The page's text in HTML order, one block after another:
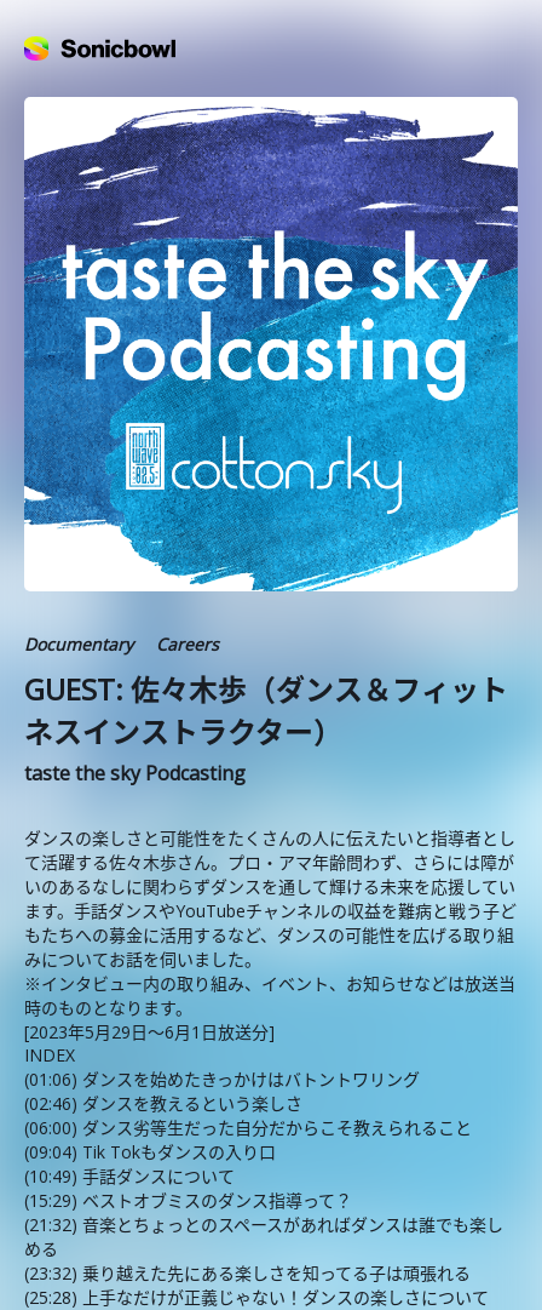
Documentary Careers
GUEST: 佐々木歩（ダンス＆フィット
ネスインストラクター）
taste the sky Podcasting
ダンスの楽しさと可能性をたくさんの人に伝えたいと指導者とし
て活躍する佐々木歩さん。プロ・アマ年齢問わず、さらには障が
いのあるなしに関わらずダンスを通して輝ける未来を応援してい
ます。手話ダンスやYouTubeチャンネルの収益を難病と戦う子ど
もたちへの募金に活用するなど、ダンスの可能性を広げる取り組
みについてお話を伺いました。
※インタビュー内の取り組み、イベント、お知らせなどは放送当
時のものとなります。
[2023年5月29日〜6月1日放送分]
INDEX
(01:06) ダンスを始めたきっかけはバトントワリング
(02:46) ダンスを教えるという楽しさ
(06:00) ダンス劣等生だった自分だからこそ教えられること
(09:04) Tik Tokもダンスの入り口
(10:49) 手話ダンスについて
(15:29) ベストオブミスのダンス指導って？
(21:32) 音楽とちょっとのスペースがあればダンスは誰でも楽し
める
(23:32) 乗り越えた先にある楽しさを知ってる子は頑張れる
(25:28) 上手なだけが正義じゃない！ダンスの楽しさについて